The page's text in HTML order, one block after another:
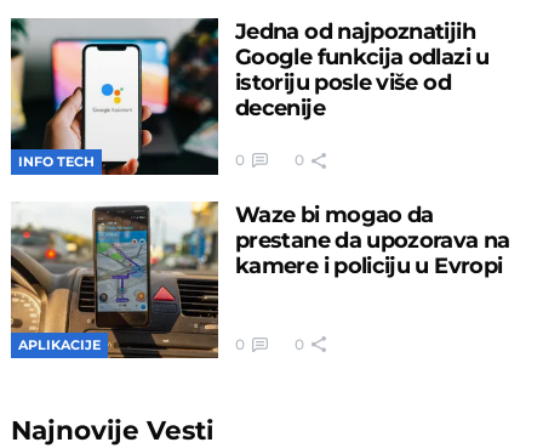
INFO TECH
Jedna od najpoznatijih
Google funkcija odlazi u
istoriju posle više od
decenije
0 0
APLIKACIJE
Waze bi mogao da
prestane da upozorava na
kamere i policiju u Evropi
0 0
NajnovijeVesti